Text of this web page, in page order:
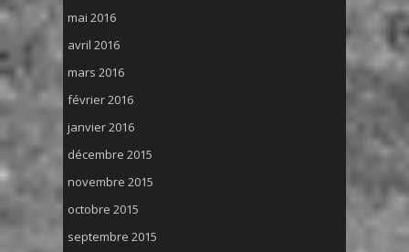
mai 2016
avril 2016
mars 2016
février 2016
janvier 2016
décembre 2015
novembre 2015
octobre 2015
septembre 2015